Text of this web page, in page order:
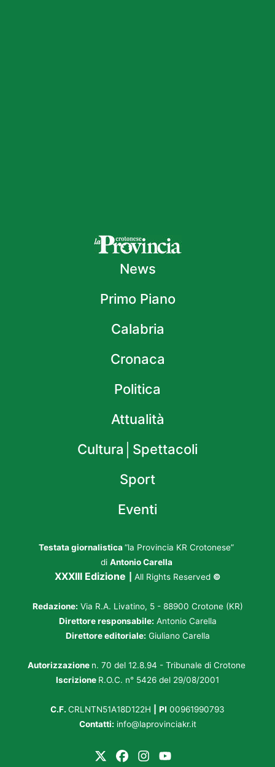
News
Primo Piano
Calabria
Cronaca
Politica
Attualità
Cultura│Spettacoli
Sport
Eventi
Testata giornalistica “la Provincia KR Crotonese”
di Antonio Carella
XXXIII Edizione All Rights Reserved ©
Redazione: Via R.A. Livatino, 5 - 88900 Crotone (KR)
Direttore responsabile: Antonio Carella
Direttore editoriale: Giuliano Carella
Autorizzazione n. 70 del 12.8.94 - Tribunale di Crotone
Iscrizione R.O.C. n° 5426 del 29/08/2001
C.F. CRLNTN51A18D122H PI 00961990793
Contatti: info@laprovinciakr.it